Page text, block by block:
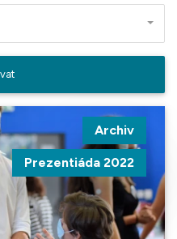
Archiv
Prezentiáda 2022